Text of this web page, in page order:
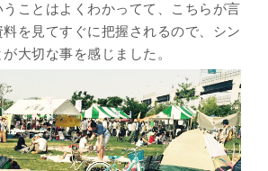
ことはよくわかってて、こちらが言
を見てすぐに把握されるので、シン
大切な事を感じました。